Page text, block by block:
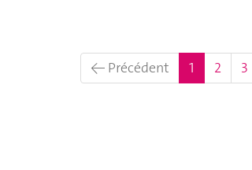
← Précédent 1 (actuel)
2 3